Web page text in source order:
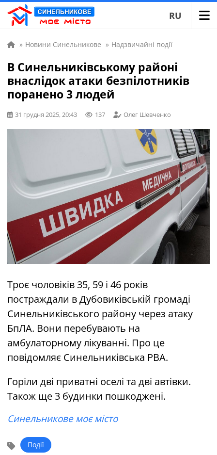
RU
» Новини Синельникове » Надзвичайні події
В Синельниківському районі
внаслідок атаки безпілотників
поранено 3 людей
31 грудня 2025, 20:43 137 Олег Шевченко
Троє чоловіків 35, 59 і 46 років
постраждали в Дубовиківській громаді
Синельниківського району через атаку
БпЛА. Вони перебувають на
амбулаторному лікуванні. Про це
повідомляє Синельниківська РВА.
Горіли дві приватні оселі та дві автівки.
Також ще 3 будинки пошкоджені.
Синельникове моє місто
Події